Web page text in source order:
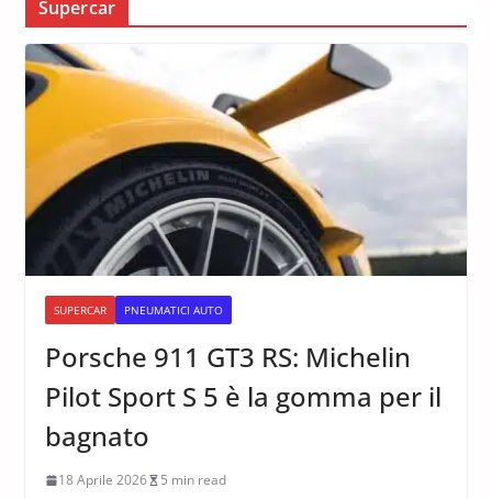
Supercar
SUPERCAR PNEUMATICI AUTO
Porsche 911 GT3 RS: Michelin
Pilot Sport S 5 è la gomma per il
bagnato
18 Aprile 2026 5 min read